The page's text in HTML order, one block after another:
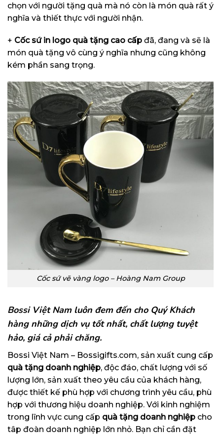
chọn với người tặng quà mà nó còn là món quà rất ý
nghĩa và thiết thực với người nhận.
+ Cốc sứ in logo quà tặng cao cấp đã, đang và sẽ là
món quà tặng vô cùng ý nghĩa nhưng cũng không
kém phần sang trọng.
Cốc sứ vẽ vàng logo – Hoàng Nam Group
Bossi Việt Nam luôn đem đến cho Quý Khách
hàng những dịch vụ tốt nhất, chất lượng tuyệt
hảo, giá cả phải chăng.
Bossi Việt Nam – Bossigifts.com, sản xuất cung cấp
quà tặng doanh nghiệp, độc đáo, chất lượng với số
lượng lớn, sản xuất theo yêu cầu của khách hàng,
được thiết kế phù hợp với chương trình yêu cầu, phù
hợp với thương hiệu doanh nghiệp. Với kinh nghiệm
trong lĩnh vực cung cấp quà tặng doanh nghiệp cho
tâp đoàn doanh nghiệp lớn nhỏ. Bạn chỉ cần đặt